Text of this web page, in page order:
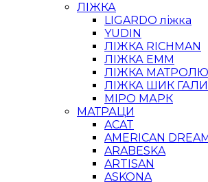
ЛІЖКА
LIGARDO ліжка
YUDIN
ЛІЖКА RICHMAN
ЛІЖКА ЕММ
ЛІЖКА
ЛІЖКА ШИК
МІРО МАРК
МАТРАЦИ
ACAT
AMERICAN
ARABESKA
ARTISAN
ASKONA